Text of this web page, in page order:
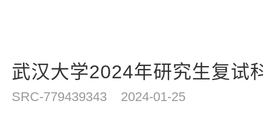
武汉大学2024年研究生复试
SRC-779439343 2024-01-25